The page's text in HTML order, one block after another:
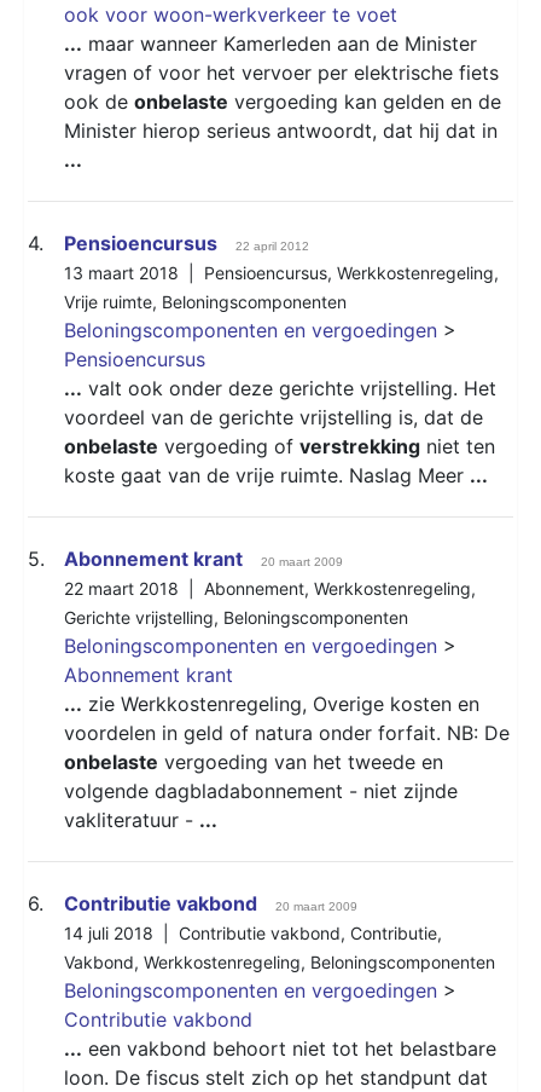
ook voor woon-werkverkeer te voet
... maar wanneer Kamerleden aan de Minister
vragen of voor het vervoer per elektrische fiets
ook de onbelaste vergoeding kan gelden en de
Minister hierop serieus antwoordt, dat hij dat in
...
4. Pensioencursus 22 april 2012
13 maart 2018 | Pensioencursus, Werkkostenregeling,
Vrije ruimte, Beloningscomponenten
Beloningscomponenten en vergoedingen >
Pensioencursus
... valt ook onder deze gerichte vrijstelling. Het
voordeel van de gerichte vrijstelling is, dat de
onbelaste vergoeding of verstrekking niet ten
koste gaat van de vrije ruimte. Naslag Meer ...
5. Abonnement krant 20 maart 2009
22 maart 2018 | Abonnement, Werkkostenregeling,
Gerichte vrijstelling, Beloningscomponenten
Beloningscomponenten en vergoedingen >
Abonnement krant
... zie Werkkostenregeling, Overige kosten en
voordelen in geld of natura onder forfait. NB: De
onbelaste vergoeding van het tweede en
volgende dagbladabonnement - niet zijnde
vakliteratuur - ...
6. Contributie vakbond 20 maart 2009
14 juli 2018 | Contributie vakbond, Contributie,
Vakbond, Werkkostenregeling, Beloningscomponenten
Beloningscomponenten en vergoedingen >
Contributie vakbond
... een vakbond behoort niet tot het belastbare
loon. De fiscus stelt zich op het standpunt dat